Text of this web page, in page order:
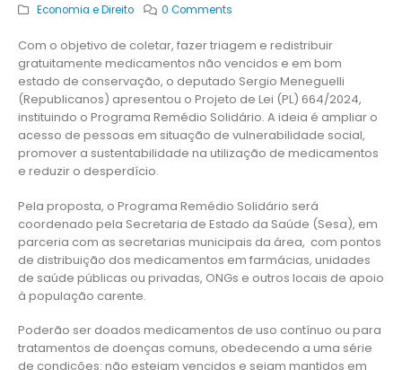
Economia e Direito 0 Comments
Com o objetivo de coletar, fazer triagem e redistribuir
gratuitamente medicamentos não vencidos e em bom
estado de conservação, o deputado Sergio Meneguelli
(Republicanos) apresentou o Projeto de Lei (PL) 664/2024,
instituindo o Programa Remédio Solidário. A ideia é ampliar o
acesso de pessoas em situação de vulnerabilidade social,
promover a sustentabilidade na utilização de medicamentos
e reduzir o desperdício.
Pela proposta, o Programa Remédio Solidário será
coordenado pela Secretaria de Estado da Saúde (Sesa), em
parceria com as secretarias municipais da área, com pontos
de distribuição dos medicamentos em farmácias, unidades
de saúde públicas ou privadas, ONGs e outros locais de apoio
à população carente.
Poderão ser doados medicamentos de uso contínuo ou para
tratamentos de doenças comuns, obedecendo a uma série
de condições: não estejam vencidos e sejam mantidos em